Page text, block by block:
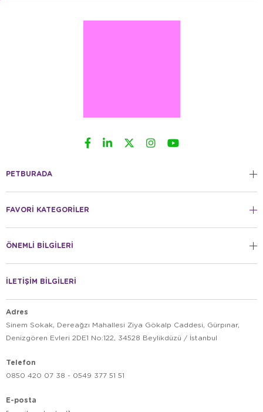
PETBURADA
FAVORİ KATEGORİLER
ÖNEMLİ BİLGİLERİ
İLETİŞİM BİLGİLERİ
Adres
Sinem Sokak, Dereağzı Mahallesi Ziya Gökalp Caddesi, Gürpınar,
Denizgören Evleri 2DE1 No:122, 34528 Beylikdüzü / İstanbul
Telefon
0850 420 07 38 - 0549 377 51 51
E-posta